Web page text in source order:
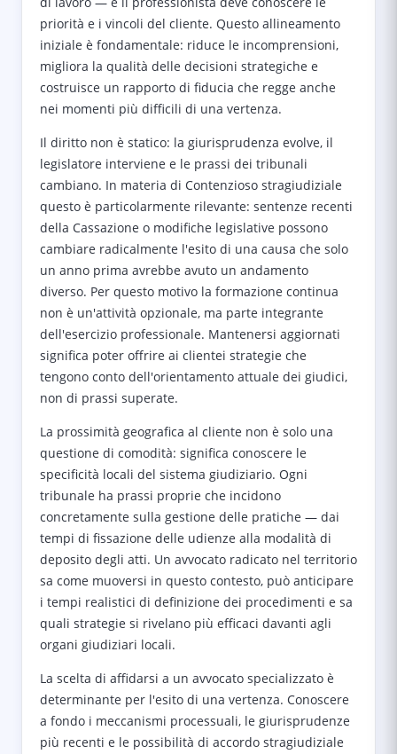
priorità e i vincoli del cliente. Questo allineamento
iniziale è fondamentale: riduce le incomprensioni,
migliora la qualità delle decisioni strategiche e
costruisce un rapporto di fiducia che regge anche
nei momenti più difficili di una vertenza.
Il diritto non è statico: la giurisprudenza evolve, il
legislatore interviene e le prassi dei tribunali
cambiano. In materia di Contenzioso stragiudiziale
questo è particolarmente rilevante: sentenze recenti
della Cassazione o modifiche legislative possono
cambiare radicalmente l'esito di una causa che solo
un anno prima avrebbe avuto un andamento
diverso. Per questo motivo la formazione continua
non è un'attività opzionale, ma parte integrante
dell'esercizio professionale. Mantenersi aggiornati
significa poter offrire ai clientei strategie che
tengono conto dell'orientamento attuale dei giudici,
non di prassi superate.
La prossimità geografica al cliente non è solo una
questione di comodità: significa conoscere le
specificità locali del sistema giudiziario. Ogni
tribunale ha prassi proprie che incidono
concretamente sulla gestione delle pratiche — dai
tempi di fissazione delle udienze alla modalità di
deposito degli atti. Un avvocato radicato nel territorio
sa come muoversi in questo contesto, può anticipare
i tempi realistici di definizione dei procedimenti e sa
quali strategie si rivelano più efficaci davanti agli
organi giudiziari locali.
La scelta di affidarsi a un avvocato specializzato è
determinante per l'esito di una vertenza. Conoscere
a fondo i meccanismi processuali, le giurisprudenze
più recenti e le possibilità di accordo stragiudiziale